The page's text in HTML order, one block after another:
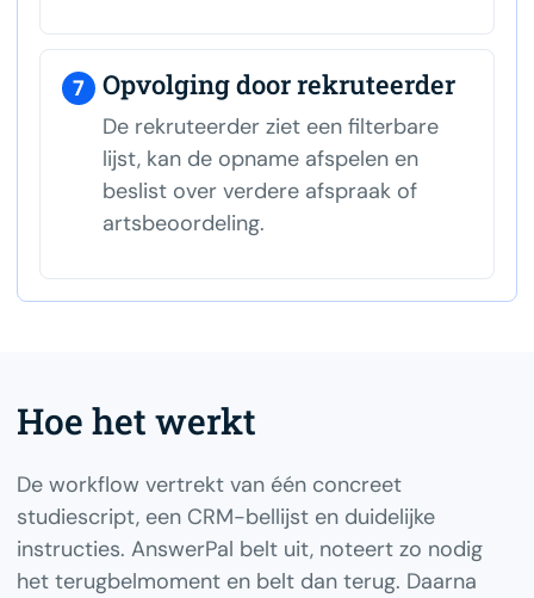
7 Opvolging door rekruteerder
De rekruteerder ziet een filterbare
lijst, kan de opname afspelen en
beslist over verdere afspraak of
artsbeoordeling.
Hoe het werkt
De workflow vertrekt van één concreet
studiescript, een CRM-bellijst en duidelijke
instructies. AnswerPal belt uit, noteert zo nodig
het terugbelmoment en belt dan terug. Daarna